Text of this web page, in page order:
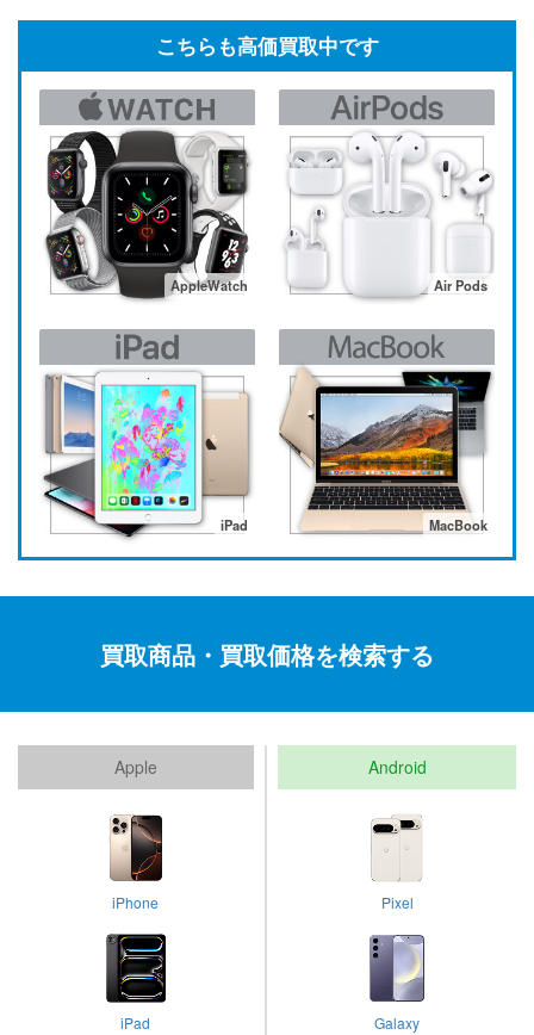
こちらも高価買取中です
AppleWatch Air Pods
iPad MacBook
買取商品・買取価格を検索する
Apple
iPhone
iPad
Android
Pixel
Galaxy